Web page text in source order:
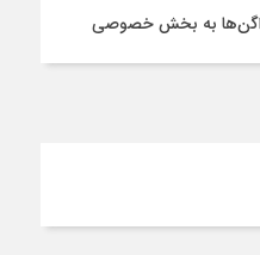
به بخش خصوصی